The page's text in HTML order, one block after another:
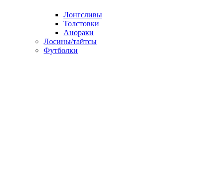
Лонгсливы
Толстовки
Анораки
Лосины/тайтсы
Футболки